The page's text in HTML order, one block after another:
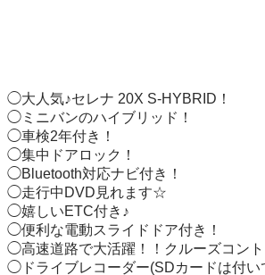
◯大人気♪セレナ 20X S-HYBRID！
◯ミニバンのハイブリッド！
◯車検2年付き！
◯集中ドアロック！
◯Bluetooth対応ナビ付き！
◯走行中DVD見れます☆
◯嬉しいETC付き♪
◯便利な電動スライドドア付き！
◯高速道路で大活躍！！クルーズコント
◯ドライブレコーダー(SDカードは付い